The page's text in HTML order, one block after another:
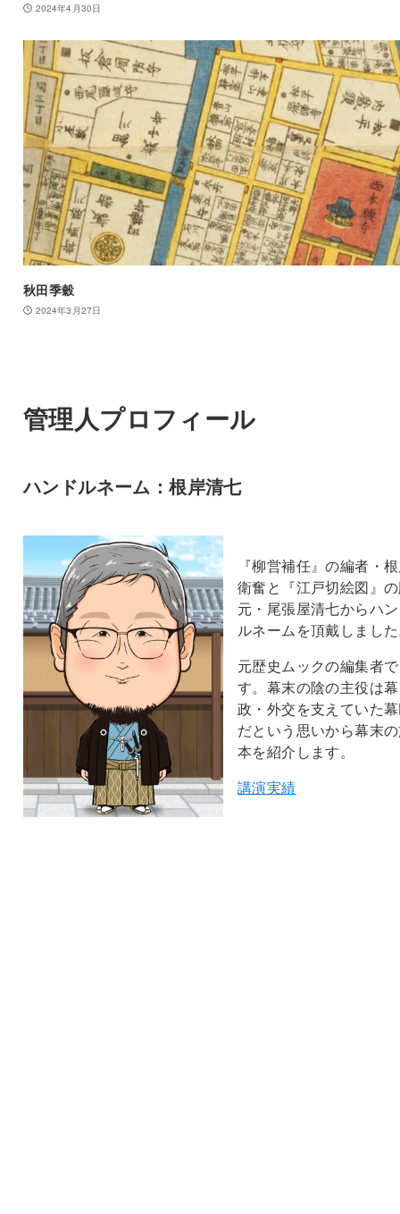
2024年4月30日
秋田季穀
2024年3月27日
管理人プロフィール
ハンドルネーム：根岸清七
『柳営補任』の編者・
衛奮と『江戸切絵図』
元・尾張屋清七からハ
ルネームを頂戴しまし
元歴史ムックの編集者で
す。幕末の陰の主役は幕
政・外交を支えていた
だという思いから幕末
本を紹介します。
講演実績